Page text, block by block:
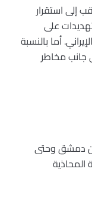
إلى استقرار
على
أما بالنسبة
جانب مخاطر
دمشق وحتى
المحاذية